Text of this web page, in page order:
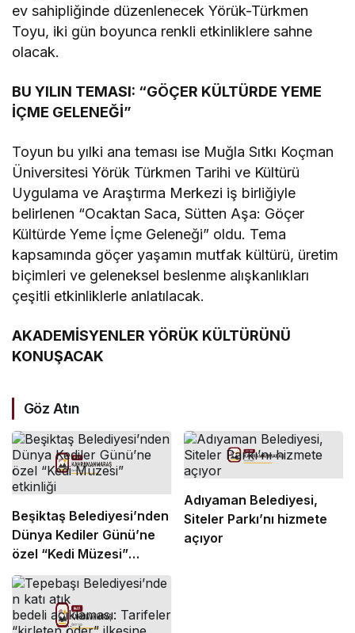
ev sahipliğinde düzenlenecek Yörük-Türkmen
Toyu, iki gün boyunca renkli etkinliklere sahne
olacak.
BU YILIN TEMASI: “GÖÇER KÜLTÜRDE YEME
İÇME GELENEĞİ”
Toyun bu yılki ana teması ise Muğla Sıtkı Koçman
Üniversitesi Yörük Türkmen Tarihi ve Kültürü
Uygulama ve Araştırma Merkezi iş birliğiyle
belirlenen “Ocaktan Saca, Sütten Aşa: Göçer
Kültürde Yeme İçme Geleneği” oldu. Tema
kapsamında göçer yaşamın mutfak kültürü, üretim
biçimleri ve geleneksel beslenme alışkanlıkları
çeşitli etkinliklerle anlatılacak.
AKADEMİSYENLER YÖRÜK KÜLTÜRÜNÜ
KONUŞACAK
Göz Atın
Beşiktaş Belediyesi’nden
Dünya Kediler Günü’ne
özel “Kedi Müzesi”
etkinliği
Adıyaman Belediyesi,
Siteler Parkı’nı hizmete
açıyor